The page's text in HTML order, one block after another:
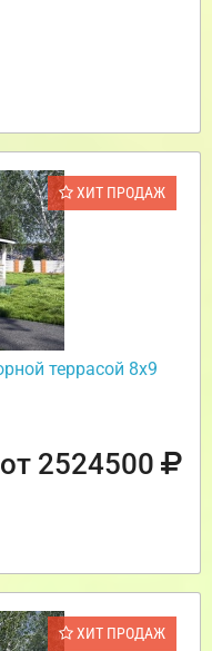
ХИТ ПРОДАЖ
террасой 8х9
от 2524500
ХИТ ПРОДАЖ